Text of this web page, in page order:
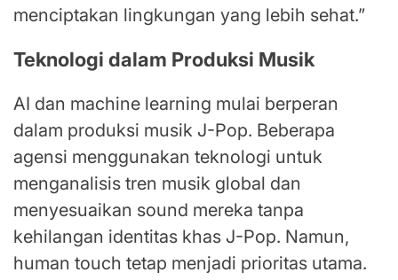
menciptakan lingkungan yang lebih sehat.”
Teknologi dalam Produksi Musik
AI dan machine learning mulai berperan
dalam produksi musik J-Pop. Beberapa
agensi menggunakan teknologi untuk
menganalisis tren musik global dan
menyesuaikan sound mereka tanpa
kehilangan identitas khas J-Pop. Namun,
human touch tetap menjadi prioritas utama.